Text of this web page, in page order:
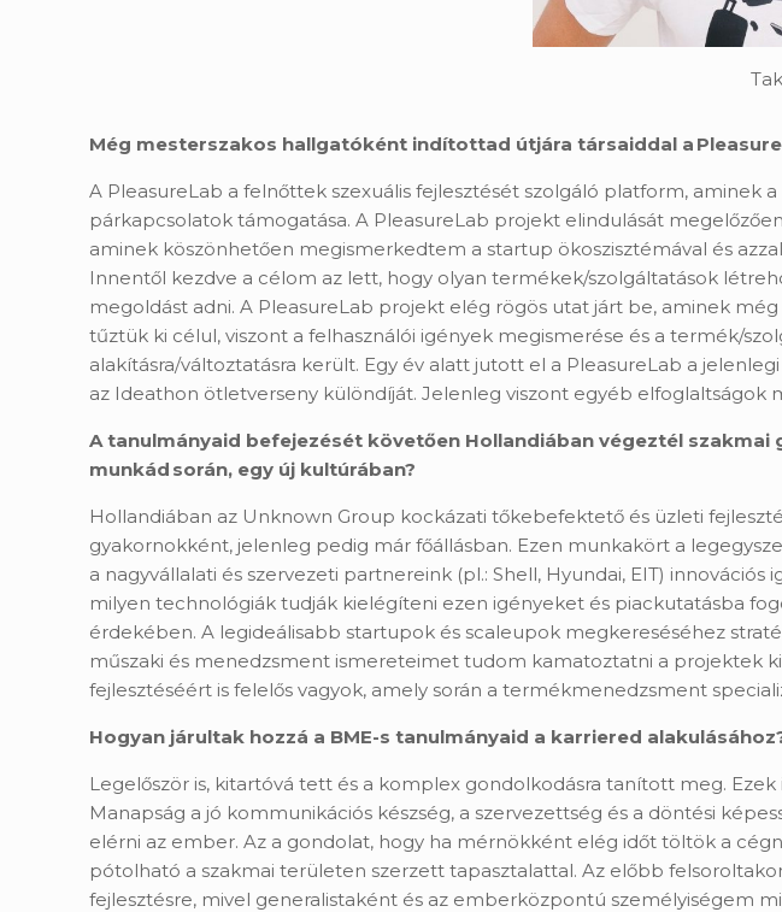
Még mesterszakos hallgatóként indítottad útjára társaiddal a
A PleasureLab a felnőttek szexuális fejlesztését szolgáló platform,
párkapcsolatok támogatása. A PleasureLab projekt elindulását
aminek köszönhetően megismerkedtem a startup ökoszisztémával és
Innentől kezdve a célom az lett, hogy olyan termékek/szolgáltatások
megoldást adni. A PleasureLab projekt elég rögös utat járt be, aminek
tűztük ki célul, viszont a felhasználói igények megismerése és a termék/
alakításra/változtatásra került. Egy év alatt jutott el a PleasureLab a
az Ideathon ötletverseny különdíját. Jelenleg viszont egyéb elfoglaltságok
A tanulmányaid befejezését követően Hollandiában végeztél
munkád során, egy új kultúrában?
Hollandiában az Unknown Group kockázati tőkebefektető és üzleti
gyakornokként, jelenleg pedig már főállásban. Ezen munkakört a
a nagyvállalati és szervezeti partnereink (pl.: Shell, Hyundai, EIT)
milyen technológiák tudják kielégíteni ezen igényeket és piackutatásba
érdekében. A legideálisabb startupok és scaleupok megkereséséhez
műszaki és menedzsment ismereteimet tudom kamatoztatni a projektek
fejlesztéséért is felelős vagyok, amely során a termékmenedzsment
Hogyan járultak hozzá a BME-s tanulmányaid a karriered
Legelőször is, kitartóvá tett és a komplex gondolkodásra tanított meg.
Manapság a jó kommunikációs készség, a szervezettség és a döntési
elérni az ember. Az a gondolat, hogy ha mérnökként elég időt töltök a
pótolható a szakmai területen szerzett tapasztalattal. Az előbb
fejlesztésre, mivel generalistaként és az emberközpontú személyiségem